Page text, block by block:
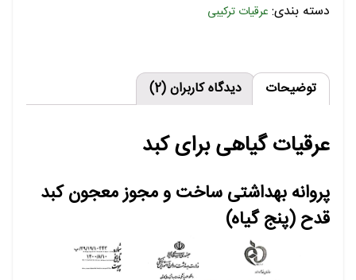
دسته بندی: عرقیات ترکیبی
توضیحات دیدگاه کاربران (2)
عرقیات گیاهی برای کبد
پروانه بهداشتی ساخت و مجوز معجون کبد
قدح (پنج گیاه)